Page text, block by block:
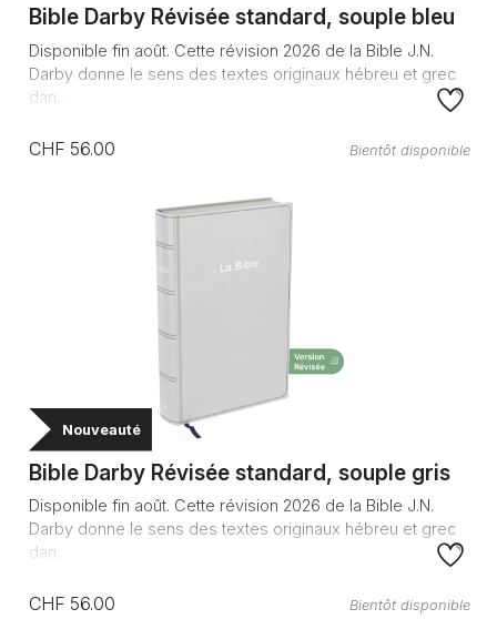
Bible Darby Révisée standard, souple bleu
Disponible fin août. Cette révision 2026 de la Bible J.N.
Darby donne le sens des textes originaux hébreu et grec
dan...
CHF 56.00 Bientôt disponible
Nouveauté
Bible Darby Révisée standard, souple gris
Disponible fin août. Cette révision 2026 de la Bible J.N.
Darby donne le sens des textes originaux hébreu et grec
dan...
CHF 56.00 Bientôt disponible